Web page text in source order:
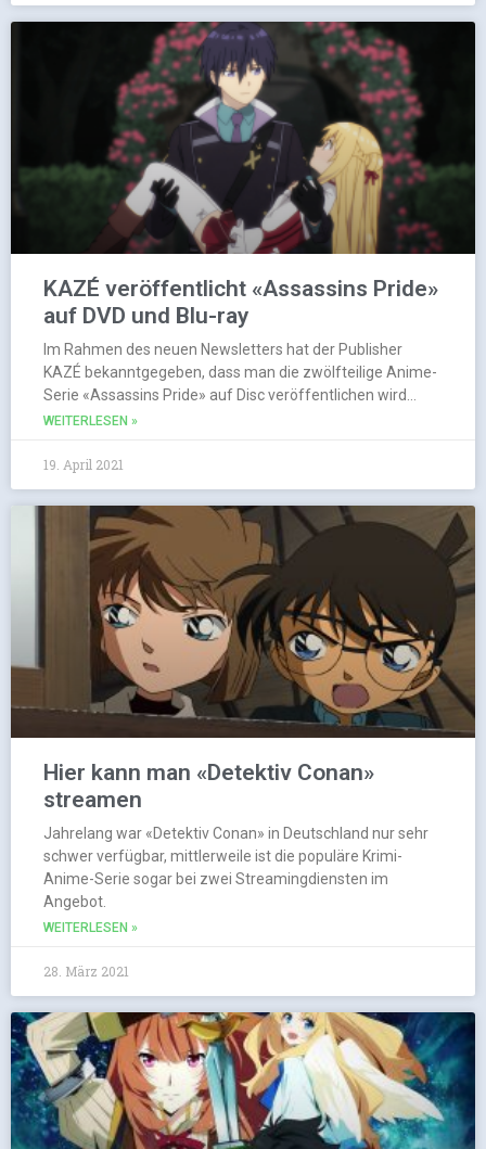
KAZÉ veröffentlicht «Assassins Pride»
auf DVD und Blu-ray
Im Rahmen des neuen Newsletters hat der Publisher
KAZÉ bekanntgegeben, dass man die zwölfteilige Anime-
Serie «Assassins Pride» auf Disc veröffentlichen wird…
WEITERLESEN »
19. April 2021
Hier kann man «Detektiv Conan»
streamen
Jahrelang war «Detektiv Conan» in Deutschland nur sehr
schwer verfügbar, mittlerweile ist die populäre Krimi-
Anime-Serie sogar bei zwei Streamingdiensten im
Angebot.
WEITERLESEN »
28. März 2021